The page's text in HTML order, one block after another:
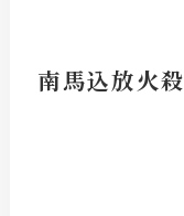
南馬込放火